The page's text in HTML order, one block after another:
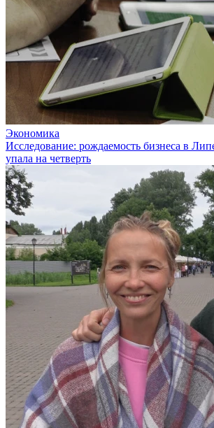
Экономика
Исследование: рождаемость бизнеса в
упала на четверть